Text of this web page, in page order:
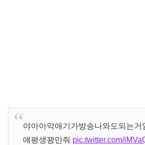
야아아악애기가방송나와도되는거
얘평생꽝만줘 pic.twitter.com/